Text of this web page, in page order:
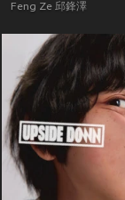
Feng Ze 邱鋒澤